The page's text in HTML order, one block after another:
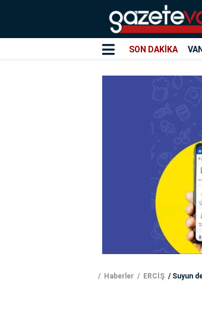
SON DAKİKA VAN
Haberler ERCİŞ Suyun